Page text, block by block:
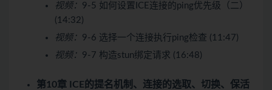
视频： 9-5 如何设置ICE连接的ping优先级（二）
(14:32)
视频： 9-6 选择一个连接执行ping检查 (11:47)
视频： 9-7 构造stun绑定请求 (16:48)
第10章 ICE的提名机制、连接的选取、切换、保活